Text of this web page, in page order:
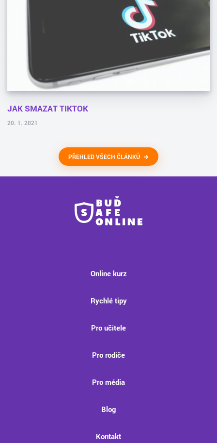
JAK SMAZAT TIKTOK
20. 1. 2021
PŘEHLED VŠECH ČLÁNKŮ
Online kurz
Rychlé tipy
Pro učitele
Pro rodiče
Pro média
Blog
Kontakt